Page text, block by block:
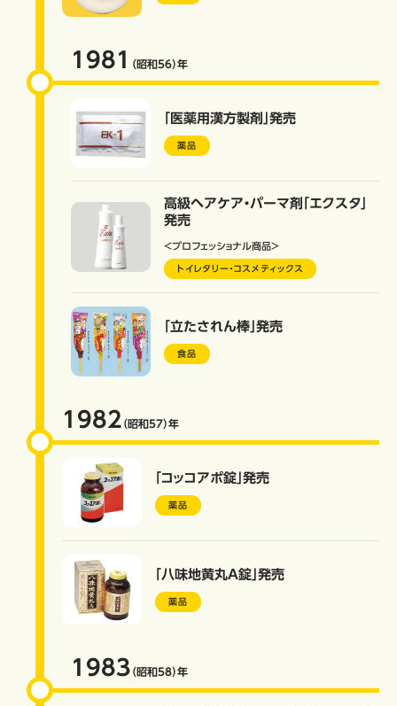
1981 （昭和56）年
「医薬用漢方製剤」発売
薬品
高級ヘアケア・パーマ剤「エクスタ」
発売
＜プロフェッショナル商品＞
トイレタリー・コスメティックス
「立たされん棒」発売
食品
1982 （昭和57）年
「コッコアポ錠」発売
薬品
「八味地黄丸A錠」発売
薬品
1983 （昭和58）年